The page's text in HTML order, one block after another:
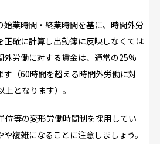
始業時間・終業時間を基に、時間外労
正確に計算し出勤簿に反映しなくては
外労働に対する賃金は、通常の25%
（60時間を超える時間外労働に対
となります）。
位等の変形労働時間制を採用してい
複雑になることに注意しましょう。